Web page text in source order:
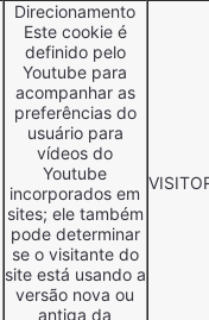
Direcionamento
Este cookie é
definido pelo
Youtube para
acompanhar as
preferências do
usuário para
vídeos do
Youtube
incorporados em
sites; ele também
pode determinar
se o visitante do
site está usando a
versão nova ou
antiga da